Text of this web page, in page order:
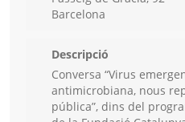
Barcelona
Descripció
Conversa “Virus
antimicrobiana, nous
pública”, dins del